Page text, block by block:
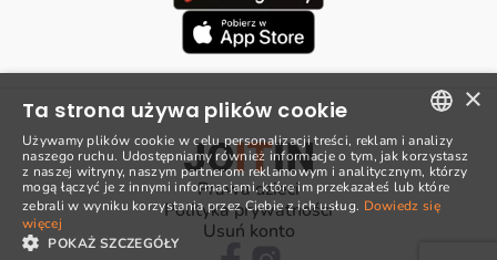
Prawa dzieci
Polityka prywatności
Usuń konto
POLISH
ENGLISH
×
Ta strona używa plików cookie
Używamy plików cookie w celu personalizacji treści, reklam i analizy
naszego ruchu. Udostępniamy również informacje o tym, jak korzystasz
z naszej witryny, naszym partnerom reklamowym i analitycznym, którzy
mogą łączyć je z innymi informacjami, które im przekazałeś lub które
zebrali w wyniku korzystania przez Ciebie z ich usług. Dowiedz się
więcej
POKAŻ SZCZEGÓŁY